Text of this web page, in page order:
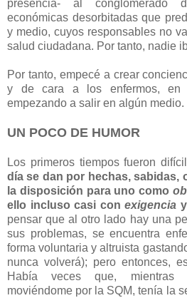
presencia- al conglomerado
económicas desorbitadas que
y medio, cuyos responsables no
salud ciudadana. Por tanto, nadie
Por tanto, empecé a crear
y de cara a los enfermos, en
empezando a salir en algún medio.
UN POCO DE HUMOR
Los primeros tiempos fueron
día se dan por hechas, sabidas,
la disposición para uno como
ello incluso casi con exigencia
pensar que al otro lado hay una
sus problemas, se encuentra
forma voluntaria y altruista
nunca volverá); pero entonces,
Había veces que, mientras
moviéndome por la SQM, tenía la